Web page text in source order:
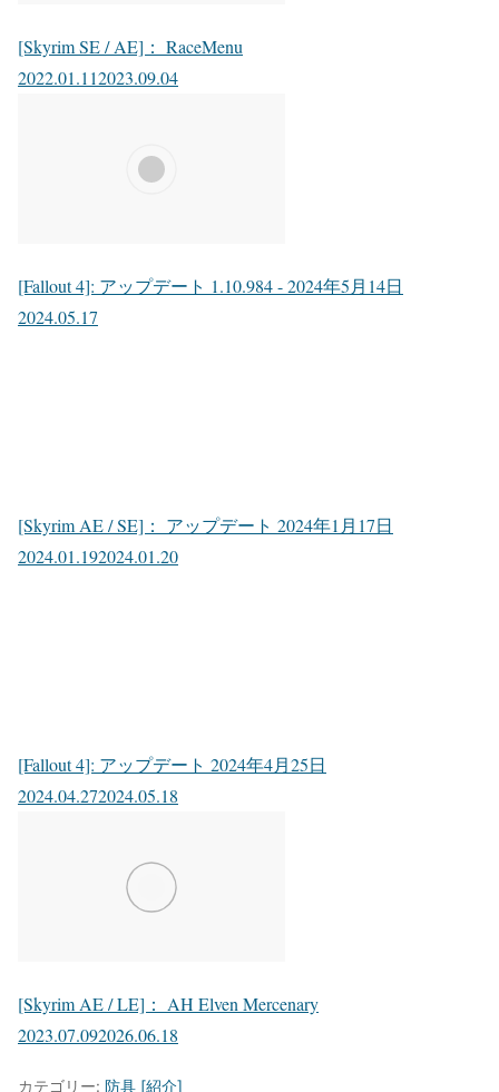
[Skyrim SE / AE]： RaceMenu
2022.01.112023.09.04
[Fallout 4]: アップデート 1.10.984 - 2024年5月14日
2024.05.17
[Skyrim AE / SE]： アップデート 2024年1月17日
2024.01.192024.01.20
[Fallout 4]: アップデート 2024年4月25日
2024.04.272024.05.18
[Skyrim AE / LE]： AH Elven Mercenary
2023.07.092026.06.18
カテゴリー: 防具 [紹介]